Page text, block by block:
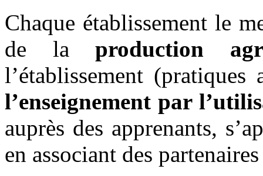
Chaque établissement le
de la production
l’établissement
l’enseignement par
auprès des apprenants,
en associant des